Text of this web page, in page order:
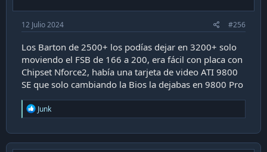
12 Julio 2024 #256
Los Barton de 2500+ los podías dejar en 3200+ solo
moviendo el FSB de 166 a 200, era fácil con placa con
Chipset Nforce2, había una tarjeta de video ATI 9800
SE que solo cambiando la Bios la dejabas en 9800 Pro
R
e
c
t
Junk